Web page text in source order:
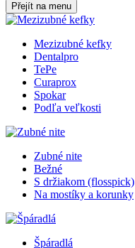
Přejít na menu
Mezizubné kefky
Dentalpro
TePe
Curaprox
Spokar
Podľa veľkosti
Zubné nite
Bežné
S držiakom (flosspick)
Na mostíky a korunky
Špáradlá